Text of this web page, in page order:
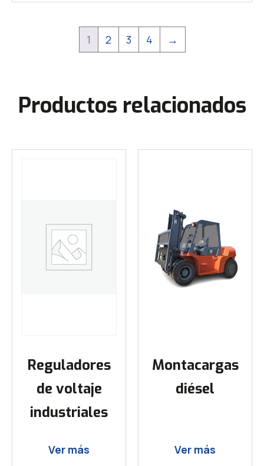
1 2 3 4 →
Productos relacionados
Reguladores
de voltaje
industriales
Ver más
Montacargas
diésel
Ver más